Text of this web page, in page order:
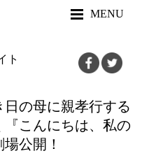
MENU
ト
の母に親孝行する
こんにちは、私の
公開！